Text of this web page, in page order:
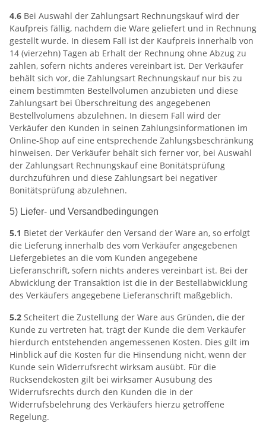
4.6 Bei Auswahl der Zahlungsart Rechnungskauf wird der
Kaufpreis fällig, nachdem die Ware geliefert und in Rechnung
gestellt wurde. In diesem Fall ist der Kaufpreis innerhalb von
14 (vierzehn) Tagen ab Erhalt der Rechnung ohne Abzug zu
zahlen, sofern nichts anderes vereinbart ist. Der Verkäufer
behält sich vor, die Zahlungsart Rechnungskauf nur bis zu
einem bestimmten Bestellvolumen anzubieten und diese
Zahlungsart bei Überschreitung des angegebenen
Bestellvolumens abzulehnen. In diesem Fall wird der
Verkäufer den Kunden in seinen Zahlungsinformationen im
Online-Shop auf eine entsprechende Zahlungsbeschränkung
hinweisen. Der Verkäufer behält sich ferner vor, bei Auswahl
der Zahlungsart Rechnungskauf eine Bonitätsprüfung
durchzuführen und diese Zahlungsart bei negativer
Bonitätsprüfung abzulehnen.
5) Liefer- und Versandbedingungen
5.1 Bietet der Verkäufer den Versand der Ware an, so erfolgt
die Lieferung innerhalb des vom Verkäufer angegebenen
Liefergebietes an die vom Kunden angegebene
Lieferanschrift, sofern nichts anderes vereinbart ist. Bei der
Abwicklung der Transaktion ist die in der Bestellabwicklung
des Verkäufers angegebene Lieferanschrift maßgeblich.
5.2 Scheitert die Zustellung der Ware aus Gründen, die der
Kunde zu vertreten hat, trägt der Kunde die dem Verkäufer
hierdurch entstehenden angemessenen Kosten. Dies gilt im
Hinblick auf die Kosten für die Hinsendung nicht, wenn der
Kunde sein Widerrufsrecht wirksam ausübt. Für die
Rücksendekosten gilt bei wirksamer Ausübung des
Widerrufsrechts durch den Kunden die in der
Widerrufsbelehrung des Verkäufers hierzu getroffene
Regelung.